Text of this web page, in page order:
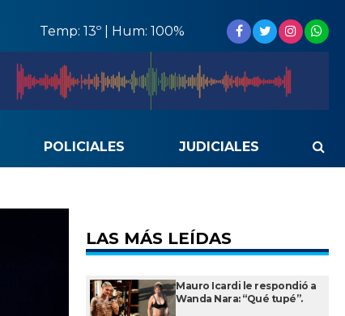
Temp: 13º | Hum: 100%
POLICIALES JUDICIALES
LAS MÁS LEÍDAS
Mauro Icardi le respondió a
Wanda Nara: “Qué tupé”.